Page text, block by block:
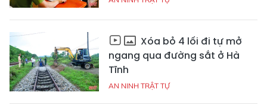
Xóa bỏ 4 lối đi tự mở
ngang qua đường sắt ở Hà
Tĩnh
AN NINH TRẬT TỰ